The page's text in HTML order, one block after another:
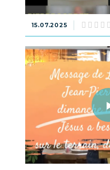
15.07.2025